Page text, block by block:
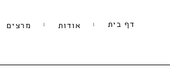
דף בית אודות מרצים